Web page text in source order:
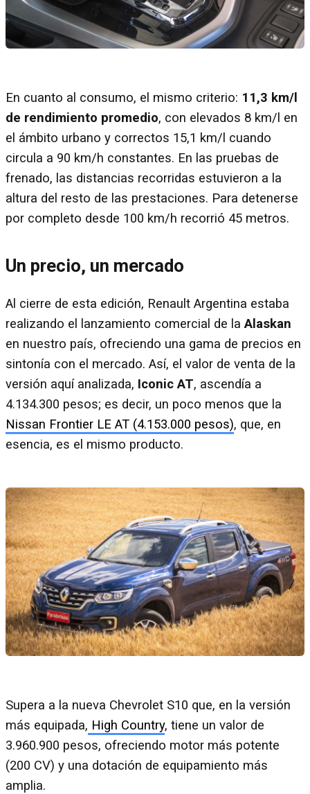
En cuanto al consumo, el mismo criterio: 11,3 km/l
de rendimiento promedio, con elevados 8 km/l en
el ámbito urbano y correctos 15,1 km/l cuando
circula a 90 km/h constantes. En las pruebas de
frenado, las distancias recorridas estuvieron a la
altura del resto de las prestaciones. Para detenerse
por completo desde 100 km/h recorrió 45 metros.
Un precio, un mercado
Al cierre de esta edición, Renault Argentina estaba
realizando el lanzamiento comercial de laAlaskan
en nuestro país, ofreciendo una gama de precios en
sintonía con el mercado. Así, el valor de venta de la
versión aquí analizada, Iconic AT, ascendía a
4.134.300 pesos; es decir, un poco menos que la
Nissan Frontier LE AT (4.153.000 pesos), que, en
esencia, es el mismo producto.
Supera a la nueva Chevrolet S10 que, en la versión
más equipada, High Country, tiene un valor de
3.960.900 pesos, ofreciendo motor más potente
(200 CV) y una dotación de equipamiento más
amplia.